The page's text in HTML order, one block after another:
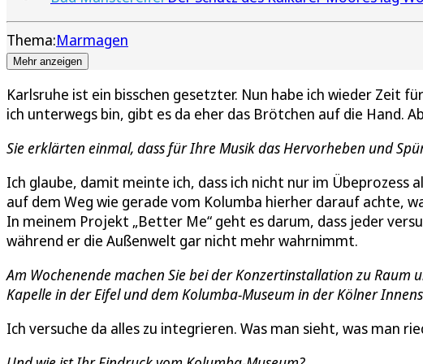
Thema:Marmagen
Mehr anzeigen
Karlsruhe ist ein bisschen gesetzter. Nun habe ich wieder Zeit
ich unterwegs bin, gibt es da eher das Brötchen auf die Hand.
Sie erklärten einmal, dass für Ihre Musik das Hervorheben und
Ich glaube, damit meinte ich, dass ich nicht nur im Übeprozess
auf dem Weg wie gerade vom Kolumba hierher darauf achte,
In meinem Projekt „Better Me“ geht es darum, dass jeder
während er die Außenwelt gar nicht mehr wahrnimmt.
Am Wochenende machen Sie bei der Konzertinstallation zu Raum
Kapelle in der Eifel und dem Kolumba-Museum in der Kölner
Ich versuche da alles zu integrieren. Was man sieht, was man